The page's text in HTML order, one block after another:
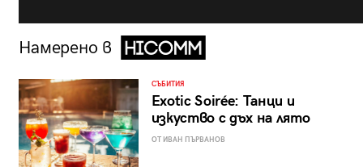
Намерено в
СЪБИТИЯ
Exotic Soirée: Танци и
изкуство с дъх на лято
ОТ ИВАН ПЪРВАНОВ